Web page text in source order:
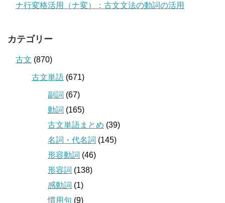
ナ行変格活用（ナ変）：古文文法の動詞の活用
カテゴリー
古文 (870)
古文単語 (671)
副詞 (67)
動詞 (165)
古文単語まとめ (39)
名詞・代名詞 (145)
形容動詞 (46)
形容詞 (138)
感動詞 (1)
慣用句 (9)